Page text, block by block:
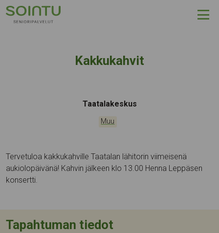
Hyppää sisältöön
Kakkukahvit
Tapahtumapaikka:
Taatalakeskus
Kategoriat:
Muu
Tervetuloa kakkukahville Taatalan lähitorin viimeisenä
aukiolopäivänä! Kahvin jälkeen klo 13.00 Henna Leppäsen
konsertti.
Tapahtuman tiedot